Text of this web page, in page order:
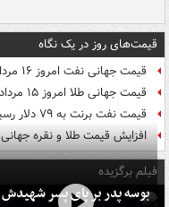
قیمت‌های روز در یک نگاه
قیمت جهانی نفت امروز ۱۶ مرداد
قیمت جهانی طلا امروز ۱۵ مرداد
قیمت نفت برنت به ۷۹ دلار رسید
افزایش قیمت طلا و نقره جهانی
فیلم برگزیده
بوسه‌ پدر بر پای پسر شهیدش